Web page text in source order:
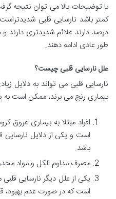
درصد دارند علائم شدیدتری دارند
طور عادی ادامه دهند.
علل نارسایی قلبی چیست؟
نارسایی قلبی می تواند به دلایل
بیماری رنج می برند، ممکن است به
افراد مبتلا به بیماری عروق
است و یکی از دلایل
باشد.
مصرف مداوم الکل و مواد
یکی از علل دیگر نارسایی
است که در صورت عدم بهبود،